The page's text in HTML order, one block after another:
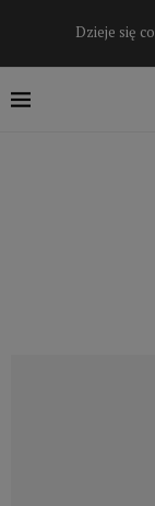
Dzieje się